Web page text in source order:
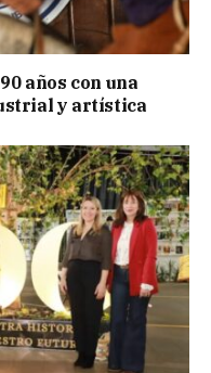
años con una
y artística